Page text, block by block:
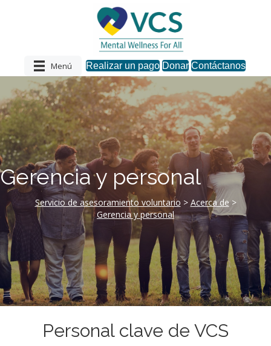
Realizar un pago Donar Contáctanos
Menú
Gerencia y personal
Servicio de asesoramiento voluntario > Acerca de >
Gerencia y personal
Personal clave de VCS